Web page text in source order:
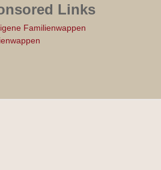
Links
Familienwappen